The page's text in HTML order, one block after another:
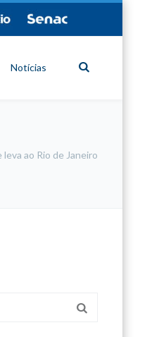
Notícias
ao Rio de Janeiro